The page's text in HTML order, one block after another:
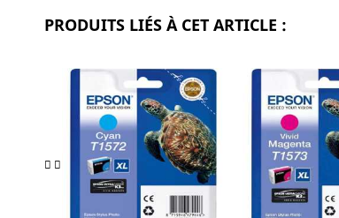
PRODUITS LIÉS À CET ARTICLE :